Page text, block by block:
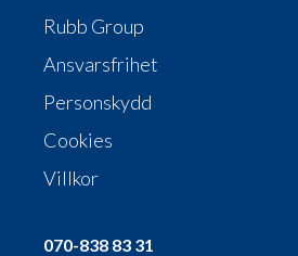
Rubb Group
Ansvarsfrihet
Personskydd
Cookies
Villkor
070-838 83 31